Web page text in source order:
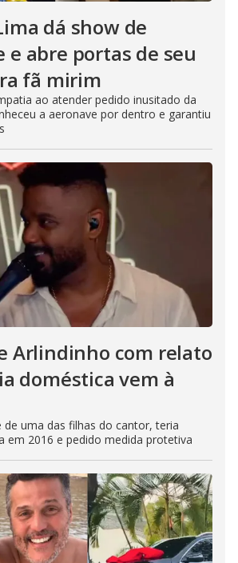
dá show de
e abre portas de seu
fã mirim
ao atender pedido inusitado da
a aeronave por dentro e garantiu
Arlindinho com relato
doméstica vem à
de uma das filhas do cantor, teria
em 2016 e pedido medida protetiva